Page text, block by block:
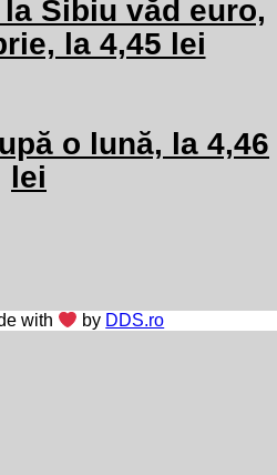
Sibiu văd euro,
la 4,45 lei
o lună, la 4,46
lei
with by DDS.ro